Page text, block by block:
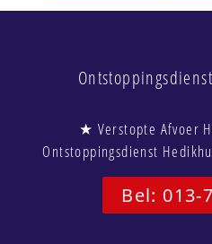
★ Verstopte Afvoer
Ontstoppingsdienst
Bel: 013-